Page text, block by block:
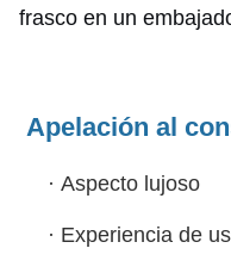
frasco en un
Apelación al
· Aspecto lujoso
· Experiencia de